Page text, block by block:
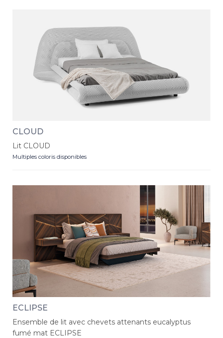
CLOUD
Lit CLOUD
Multiples coloris disponibles
ECLIPSE
Ensemble de lit avec chevets attenants eucalyptus
fumé mat ECLIPSE